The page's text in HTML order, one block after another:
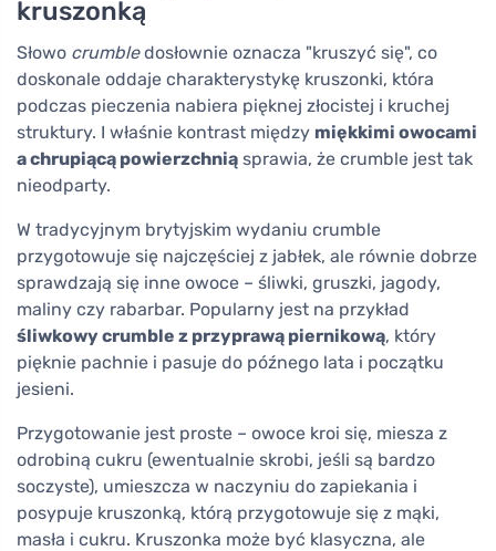
kruszonką
Słowo crumbledosłownie oznacza "kruszyć się", co
doskonale oddaje charakterystykę kruszonki, która
podczas pieczenia nabiera pięknej złocistej i kruchej
struktury. I właśnie kontrast między miękkimi owocami
a chrupiącą powierzchnią sprawia, że crumble jest tak
nieodparty.
W tradycyjnym brytyjskim wydaniu crumble
przygotowuje się najczęściej z jabłek, ale równie dobrze
sprawdzają się inne owoce – śliwki, gruszki, jagody,
maliny czy rabarbar. Popularny jest na przykład
śliwkowy crumble z przyprawą piernikową, który
pięknie pachnie i pasuje do późnego lata i początku
jesieni.
Przygotowanie jest proste – owoce kroi się, miesza z
odrobiną cukru (ewentualnie skrobi, jeśli są bardzo
soczyste), umieszcza w naczyniu do zapiekania i
posypuje kruszonką, którą przygotowuje się z mąki,
masła i cukru. Kruszonka może być klasyczna, ale